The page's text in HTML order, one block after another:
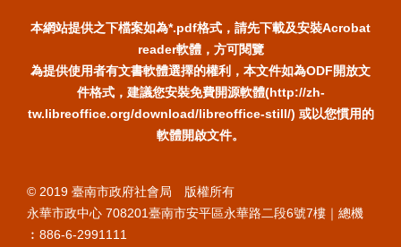
本網站提供之下檔案如為*.pdf格式，請先下載及安裝Acrobat
reader軟體，方可閱覽
為提供使用者有文書軟體選擇的權利，本文件如為ODF開放文
件格式，建議您安裝免費開源軟體(http://zh-
tw.libreoffice.org/download/libreoffice-still/) 或以您慣用的
軟體開啟文件。
© 2019 臺南市政府社會局 版權所有
永華市政中心 708201臺南市安平區永華路二段6號7樓｜總機
︰886-6-2991111